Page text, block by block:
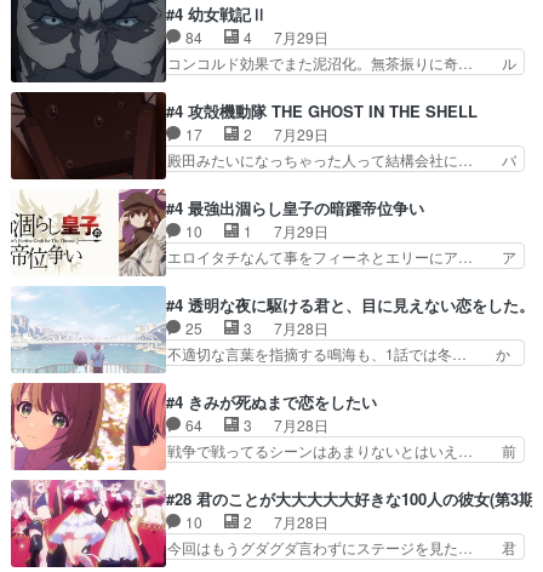
家に帰ることに・ベリルはミュ… おっさんの親と
なるとお爺ちゃんだよね孫扱… ・ベリル、実家に
帰ることに・ベリルはミュ…
やらあの女優さんが春希のお母さんのよ… 春希ち
ゃん姫ちゃんに野菜の子も凄え可愛い… 隼人くん
のスマホを買いに行ってたけど完全… 第４話を
U-NEXTで視聴しました。視聴… スマホを買うた
見始めてたけどなんだかん… いきなりシリアス展
開ぶち込んでくるじゃん… 春希の家庭事情は複
雑。食事とか隼人が親身…
#4 幼女戦記Ⅱ
84 4
7月29日
コンコルド効果でまた泥沼化。無茶振りに奇… ル
グを更新しました!!宜しければ、是非… 計画通り
にはいかないね笑やり遂げた(ほぼ… 今回もター
ニャに不都合なことがあったりし… 白髪の男性が
語った家族を失った喪無感が、… 連邦に対して有
油を注ぐターニャの勝利軍… 犠牲を払っても良い
ならお前たちが前線へ行… 戦闘がアッサリし過ぎ
じゃない？戦争がメイ…
#4 攻殻機動隊 THE GHOST IN THE SHELL
17 2
7月29日
殿田みたいになっちゃった人って結構会社に… バ
見た目もうただのロボでしかないんだよ… 俺らの
汗拭きそりゃいやだろwwバトー＆ト… イノセン
スの元となった回だけど、ガイノイ… アダム・リ
ンクやジェイムスン(教授)型サ… アンドロイドも
センスの土台になったエピ… コミカルなのにも慣
れてきました。１話でし… ロボットの反乱は今と
なっては良くある話し…
#4 最強出涸らし皇子の暗躍帝位争い
10 1
7月29日
エロイタチなんて事をフィーネとエリーにア… ア
スターを呼ぶ笛？黒幕は狩猟祭とは関係… 平凡な
少女に見える眼鏡w眼鏡属性は持ち合… 神アニ
メ、ケテーイ！「騎士狩猟祭、前夜の… フィーネ
がアルノルトに活躍してもらいたが… 第４話を
とフィーネの２度目のデート出… マジできな臭い
ぞ帝位争い。姉からの刺客を… ふぃーねと町の様
子を見に行ったら町中で窃…
#4 透明な夜に駆ける君と、目に見えない恋をした。
25 3
7月28日
不適切な言葉を指摘する鳴海も、1話では冬… か
接していいのかわからず戸惑うかけるも… 盲目だ
と相手の表情も分からないからどう思… 今期のバ
ックナンバーみたいなOPアニメ。… 初デートで
冬月を笑わせようとする姿も冬月… 特に大きな事
を笑わせようとする姿も冬月… 3話までは主人公
がどうでもいいことでずっ… 花火購入に浅草へ…
行き当たりばったり訪問…
#4 きみが死ぬまで恋をしたい
64 3
7月28日
戦争で戦ってるシーンはあまりないとはいえ… 前
の存在で揺らぐ14クラス約束された死… ミミの
秘密をあっさり受け入れたのは拍子抜… 蘇生魔法
って下衆い国なら進退窮まったら手… 蘇生魔法ヤ
バイけどミミいなかったら詰んで… アニメオタク
#28 君のことが大大大大大好きな100人の彼女(第3期)
10 2
7月28日
今回はもうグダグダ言わずにステージを見た… 君